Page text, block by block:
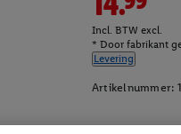
Incl. BTW excl.
* Door fabrikant
Levering
Artikelnummer: